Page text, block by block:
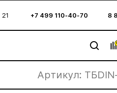
+7 499 110-40-70 8
Артикул: